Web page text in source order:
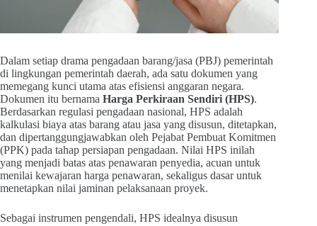
Dalam setiap drama pengadaan barang/jasa (PBJ) pemerintah
di lingkungan pemerintah daerah, ada satu dokumen yang
memegang kunci utama atas efisiensi anggaran negara.
Dokumen itu bernama Harga Perkiraan Sendiri (HPS).
Berdasarkan regulasi pengadaan nasional, HPS adalah
kalkulasi biaya atas barang atau jasa yang disusun, ditetapkan,
dan dipertanggungjawabkan oleh Pejabat Pembuat Komitmen
(PPK) pada tahap persiapan pengadaan. Nilai HPS inilah
yang menjadi batas atas penawaran penyedia, acuan untuk
menilai kewajaran harga penawaran, sekaligus dasar untuk
menetapkan nilai jaminan pelaksanaan proyek.
Sebagai instrumen pengendali, HPS idealnya disusun